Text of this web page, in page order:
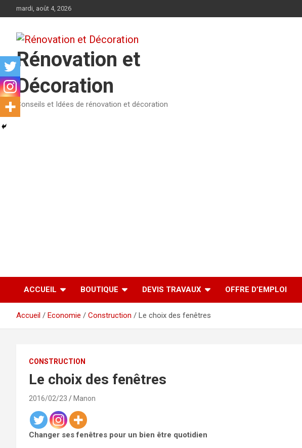
au
mardi, août 4, 2026
Rénovation et
Décoration
Conseils et Idées de rénovation et décoration
ACCUEIL BOUTIQUE DEVIS TRAVAUX OFFRE D’EMPLOI
Accueil Economie Construction Le choix des fenêtres
CONSTRUCTION
Le choix des fenêtres
2016/02/23 Manon
Changer ses fenêtres pour un bien être quotidien